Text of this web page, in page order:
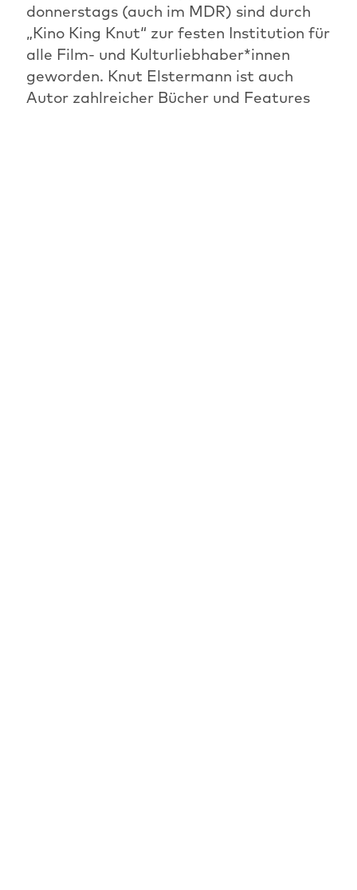
donnerstags (auch im MDR) sind durch
„Kino King Knut“ zur festen Institution für
alle Film- und Kulturliebhaber*innen
geworden. Knut Elstermann ist auch
Autor zahlreicher Bücher und Features